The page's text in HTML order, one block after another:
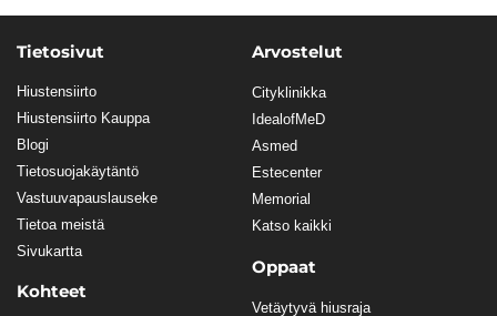
Tietosivut
Hiustensiirto
Hiustensiirto Kauppa
Blogi
Tietosuojakäytäntö
Vastuuvapauslauseke
Tietoa meistä
Sivukartta
Kohteet
Arvostelut
Cityklinikka
IdealofMeD
Asmed
Estecenter
Memorial
Katso kaikki
Oppaat
Vetäytyvä hiusraja